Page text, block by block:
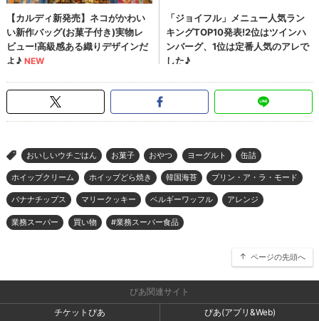
> おいしいウチごはん お菓子 おやつ ヨーグルト 缶詰
ホイップクリーム ホイップどら焼き 韓国海苔 プリン・ア・ラ・モード
バナナチップス マリークッキー ベルギーワッフル アレンジ
業務スーパー 買い物 #業務スーパー食品
ページの先頭へ
ぴあ関連サイト
チケットぴあ
ぴあ(アプリ&Web)